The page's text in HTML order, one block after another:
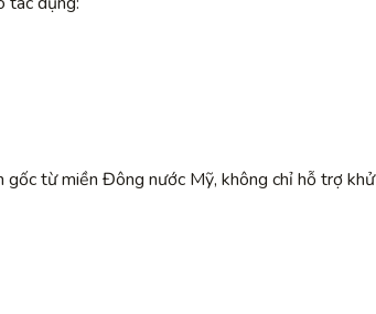
gốc từ miền Đông nước Mỹ, không chỉ hỗ trợ khử